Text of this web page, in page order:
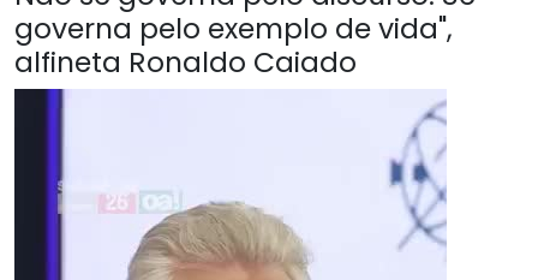
governa pelo exemplo de vida",
alfineta Ronaldo Caiado